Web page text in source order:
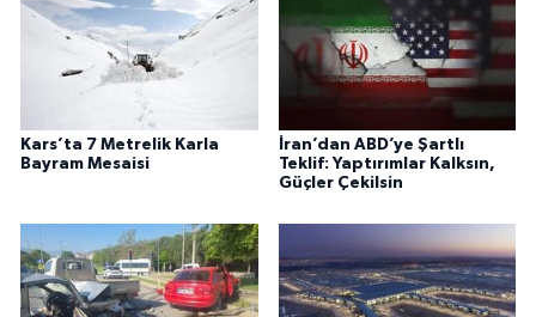
Kars’ta 7 Metrelik Karla
Bayram Mesaisi
İran’dan ABD’ye Şartlı
Teklif: Yaptırımlar Kalksın,
Güçler Çekilsin